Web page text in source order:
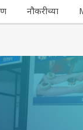
नौकरीच्या